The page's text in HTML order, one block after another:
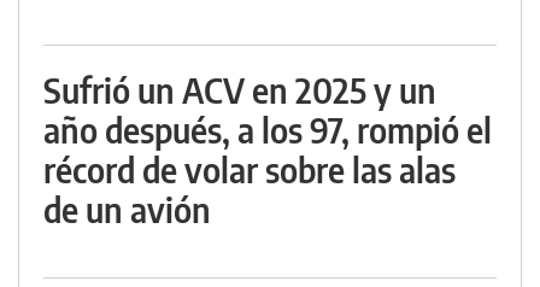
Sufrió un ACV en 2025 y un
año después, a los 97, rompió el
récord de volar sobre las alas
de un avión